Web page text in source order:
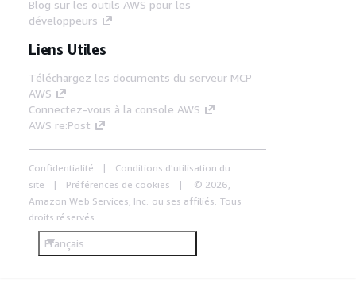
Blog sur les outils AWS pour les
développeurs
Liens Utiles
Téléchargez les documents du serveur MCP
AWS
Connectez-vous à la console AWS
AWS re:Post
Confidentialité
Conditions d'utilisation du
site
Préférences de cookies
© 2026,
Amazon Web Services, Inc. ou ses affiliés. Tous
droits réservés.
Français